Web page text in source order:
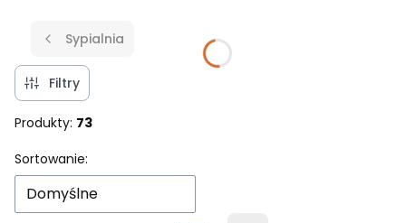
Sypialnia
Filtry
Produkty: 73
Lista produktów
Sortowanie:
Domyślne